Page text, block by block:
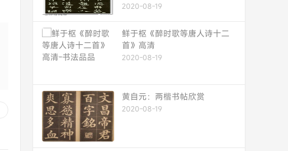
2020-08-19
鲜于枢《醉时歌等唐人诗十二
首》高清
2020-08-19
黄自元：两楷书帖欣赏
2020-08-19